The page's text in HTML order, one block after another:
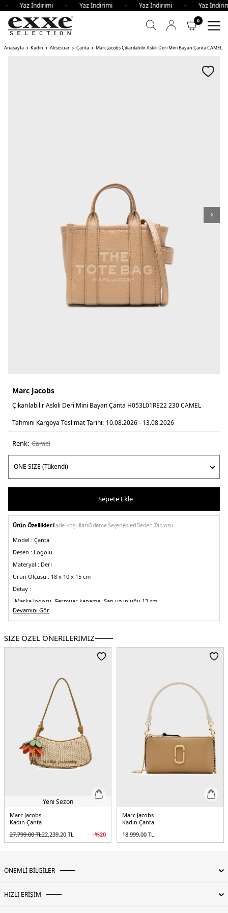
- Yaz İndirimi - Yaz İndirimi - Yaz İndirimi - Yaz
0
Anasayfa Kadın Aksesuar Çanta Marc Jacobs Çıkarılabilir Askılı Deri Mini Bayan Çanta CAMEL
Marc Jacobs
Çıkarılabilir Askılı Deri Mini Bayan Çanta H053L01RE22 230 CAMEL
Tahmini Kargoya Teslimat Tarihi: 10.08.2026 - 13.08.2026
Renk: camel
Sepete Ekle
Ürün Özellikleriİade KoşullarıÖdeme SeçenekleriBeden Tablosu
Model : Çanta
Desen : Logolu
Materyal : Deri
Ürün Ölçüsü : 18 x 10 x 15 cm
Detay :
Marka logosu -Fermuar kapama -Sap uzunluğu 13 cm
-Ayarlanabilir, çıkarılabilir askı uzunluğu 56/115 cm
5DE2H053L01RE22230.02
Devamını Gör
SİZE ÖZEL ÖNERİLERİMİZ
Yeni Sezon
Marc Jacobs
Kadın Çanta
27.799,00TL22.239,20 TL -%20
Marc Jacobs
Kadın Çanta
18.999,00 TL
ÖNEMLİ BİLGİLER
HIZLI ERİŞİM